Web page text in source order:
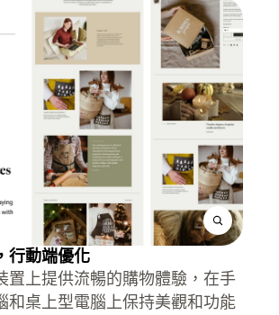
行動端優化
置上提供流暢的購物體驗，在手
和桌上型電腦上保持美觀和功能